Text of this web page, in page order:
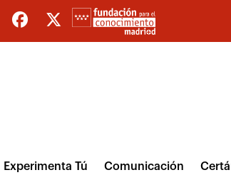
Experimenta Tú Comunicación